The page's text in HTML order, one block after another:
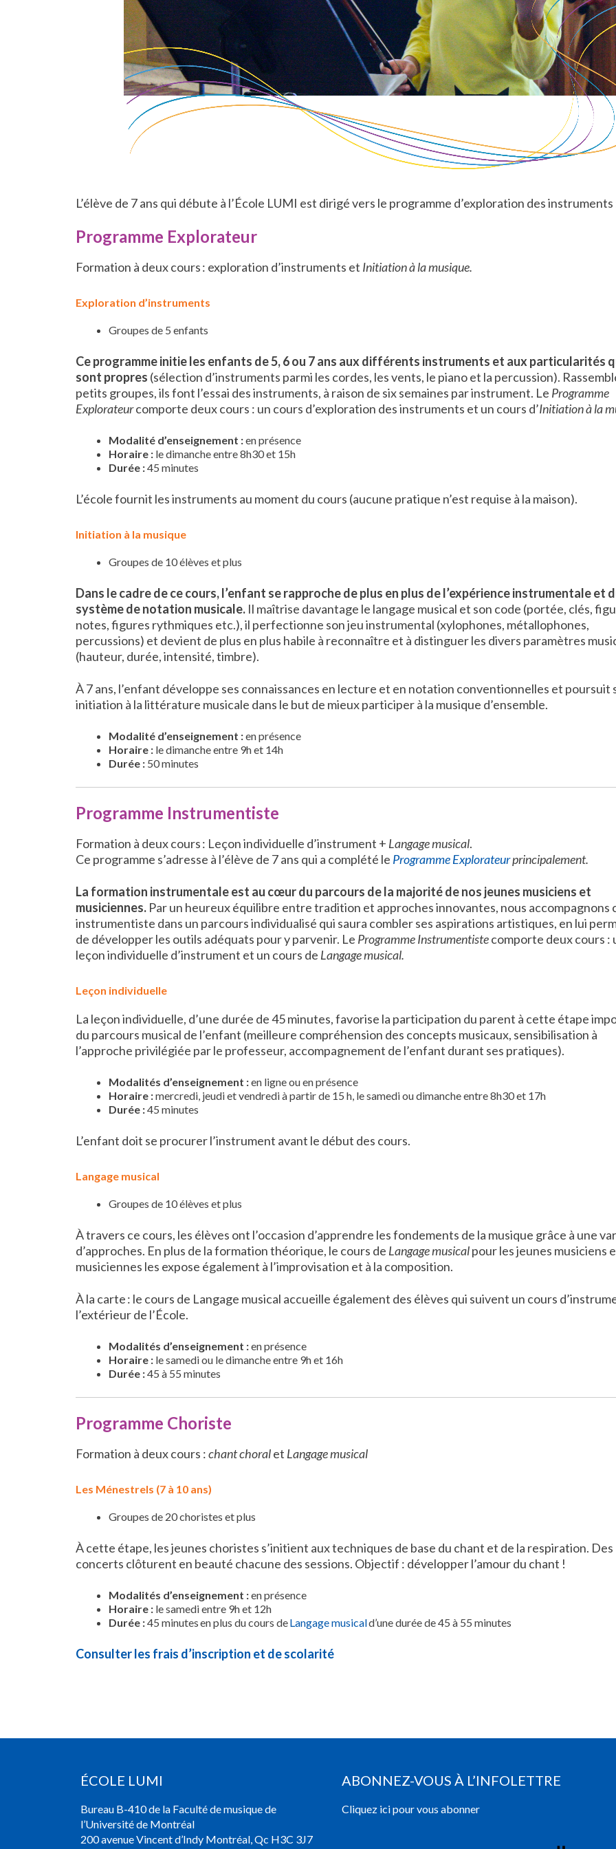
L’élève de 7 ans qui débute à l’École LUMI est dirigé vers le programme d’exploration des instruments
Programme Explorateur
Formation à deux cours : exploration d’instruments et Initiation à la musique.
Exploration d’instruments
Groupes de 5 enfants
Ce programme initie les enfants de 5, 6 ou 7 ans aux différents instruments et aux particularités
sont propres (sélection d’instruments parmi les cordes, les vents, le piano et la percussion).
petits groupes, ils font l’essai des instruments, à raison de six semaines par instrument. Le Programme
Explorateurcomporte deux cours : un cours d’exploration des instruments et un cours d’Initiation à la
Modalité d’enseignement :en présence
Horaire :le dimanche entre 8h30 et 15h
Durée :45 minutes
L’école fournit les instruments au moment du cours (aucune pratique n’est requise à la maison).
Initiation à la musique
Groupes de 10 élèves et plus
Dans le cadre de ce cours, l’enfant se rapproche de plus en plus de l’expérience instrumentale et
système de notation musicale.Il maîtrise davantage le langage musical et son code (portée, clés,
notes, figures rythmiques etc.), il perfectionne son jeu instrumental (xylophones, métallophones,
percussions) et devient de plus en plus habile à reconnaître et à distinguer les divers paramètres
(hauteur, durée, intensité, timbre).
À 7 ans, l’enfant développe ses connaissances en lecture et en notation conventionnelles et poursuit
initiation à la littérature musicale dans le but de mieux participer à la musique d’ensemble.
Modalité d’enseignement :en présence
Horaire :le dimanche entre 9h et 14h
Durée :50 minutes
Programme Instrumentiste
Formation à deux cours : Leçon individuelle d’instrument + Langage musical.
Ce programme s’adresse à l’élève de 7 ans qui a complété le Programme Explorateurprincipalement.
La formation instrumentale est au cœur du parcours de la majorité de nos jeunes musiciens et
musiciennes.Par un heureux équilibre entre tradition et approches innovantes, nous accompagnons
instrumentiste dans un parcours individualisé qui saura combler ses aspirations artistiques, en lui
de développer les outils adéquats pour y parvenir. Le Programme Instrumentistecomporte deux cours :
leçon individuelle d’instrument et un cours de Langage musical.
Leçon individuelle
La leçon individuelle, d’une durée de 45 minutes, favorise la participation du parent à cette étape
du parcours musical de l’enfant (meilleure compréhension des concepts musicaux, sensibilisation à
l’approche privilégiée par le professeur, accompagnement de l’enfant durant ses pratiques).
Modalités d’enseignement :en ligne ou en présence
Horaire :mercredi, jeudi et vendredi à partir de 15 h, le samedi ou dimanche entre 8h30 et 17h
Durée :45 minutes
L’enfant doit se procurer l’instrument avant le début des cours.
Langage musical
Groupes de 10 élèves et plus
À travers ce cours, les élèves ont l’occasion d’apprendre les fondements de la musique grâce à une
d’approches. En plus de la formation théorique, le cours de Langage musicalpour les jeunes musiciens
musiciennes les expose également à l’improvisation et à la composition.
À la carte : le cours de Langage musical accueille également des élèves qui suivent un cours
l’extérieur de l’École.
Modalités d’enseignement :en présence
Horaire : le samedi ou le dimanche entre 9h et 16h
Durée :45 à 55 minutes
Programme Choriste
Formation à deux cours :chant choralet Langage musical
Les Ménestrels (7 à 10 ans)
Groupes de 20 choristes et plus
À cette étape, les jeunes choristes s’initient aux techniques de base du chant et de la respiration. Des
concerts clôturent en beauté chacune des sessions. Objectif : développer l’amour du chant !
Modalités d’enseignement :en présence
Horaire :le samedi entre 9h et 12h
Durée :45 minutes en plus du cours deLangage musicald’une durée de 45 à 55 minutes
Consulter les frais d’inscription et de scolarité
ÉCOLE LUMI
Bureau B-410 de la Faculté de musique de
l’Université de Montréal
200 avenue Vincent d’Indy Montréal, Qc H3C 3J7
ABONNEZ-VOUS À L’INFOLETTRE
Cliquez ici pour vous abonner